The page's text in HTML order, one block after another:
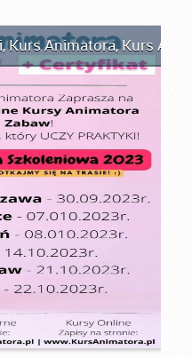
,Kurs Animatora,Kurs